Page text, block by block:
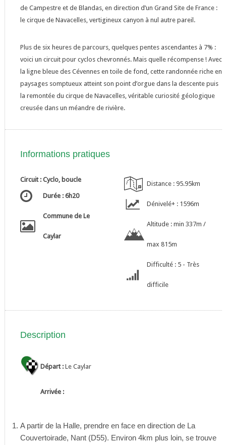
de Campestre et de Blandas, en direction d’un Grand Site de France :
le cirque de Navacelles, vertigineux canyon à nul autre pareil.
Plus de six heures de parcours, quelques pentes ascendantes à 7% :
voici un circuit pour cyclos chevronnés. Mais quelle récompense ! Avec
la ligne bleue des Cévennes en toile de fond, cette randonnée riche en
paysages somptueux atteint son point d’orgue dans la descente puis
la remontée du cirque de Navacelles, véritable curiosité géologique
creusée dans un méandre de rivière.
Informations pratiques
Circuit : Cyclo, boucle
Durée : 6h20
Commune de Le
Caylar
Distance : 95.95km
Dénivelé+ : 1596m
Altitude : min 337m /
max 815m
Difficulté : 5 - Très
difficile
Description
Départ : Le Caylar
Arrivée :
A partir de la Halle, prendre en face en direction de La
Couvertoirade, Nant (D55). Environ 4km plus loin, se trouve